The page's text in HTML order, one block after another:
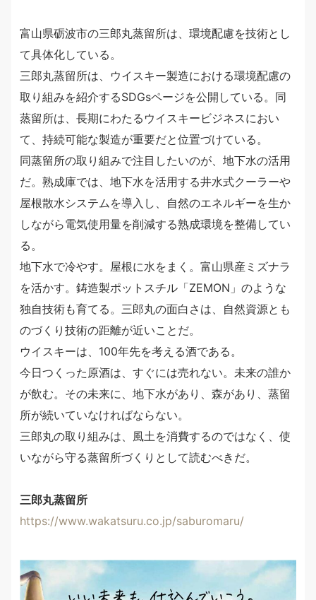
富山県砺波市の三郎丸蒸留所は、環境配慮を技術とし
て具体化している。
三郎丸蒸留所は、ウイスキー製造における環境配慮の
取り組みを紹介するSDGsページを公開している。同
蒸留所は、長期にわたるウイスキービジネスにおい
て、持続可能な製造が重要だと位置づけている。
同蒸留所の取り組みで注目したいのが、地下水の活用
だ。熟成庫では、地下水を活用する井水式クーラーや
屋根散水システムを導入し、自然のエネルギーを生か
しながら電気使用量を削減する熟成環境を整備してい
る。
地下水で冷やす。屋根に水をまく。富山県産ミズナラ
を活かす。鋳造製ポットスチル「ZEMON」のような
独自技術も育てる。三郎丸の面白さは、自然資源とも
のづくり技術の距離が近いことだ。
ウイスキーは、100年先を考える酒である。
今日つくった原酒は、すぐには売れない。未来の誰か
が飲む。その未来に、地下水があり、森があり、蒸留
所が続いていなければならない。
三郎丸の取り組みは、風土を消費するのではなく、使
いながら守る蒸留所づくりとして読むべきだ。
三郎丸蒸留所
https://www.wakatsuru.co.jp/saburomaru/